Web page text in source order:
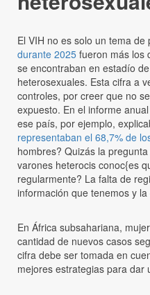
El VIH no es solo un tema de
durante 2025 fueron más los
se encontraban en estadío
heterosexuales. Esta cifra a
controles, por creer que no
expuesto. En el informe
ese país, por ejemplo,
representaban el 68,7% de
hombres? Quizás la
varones heterocis conoc{es
regularmente? La falta de
información que tenemos y la
En África subsahariana,
cantidad de nuevos casos
cifra debe ser tomada en
mejores estrategias para dar